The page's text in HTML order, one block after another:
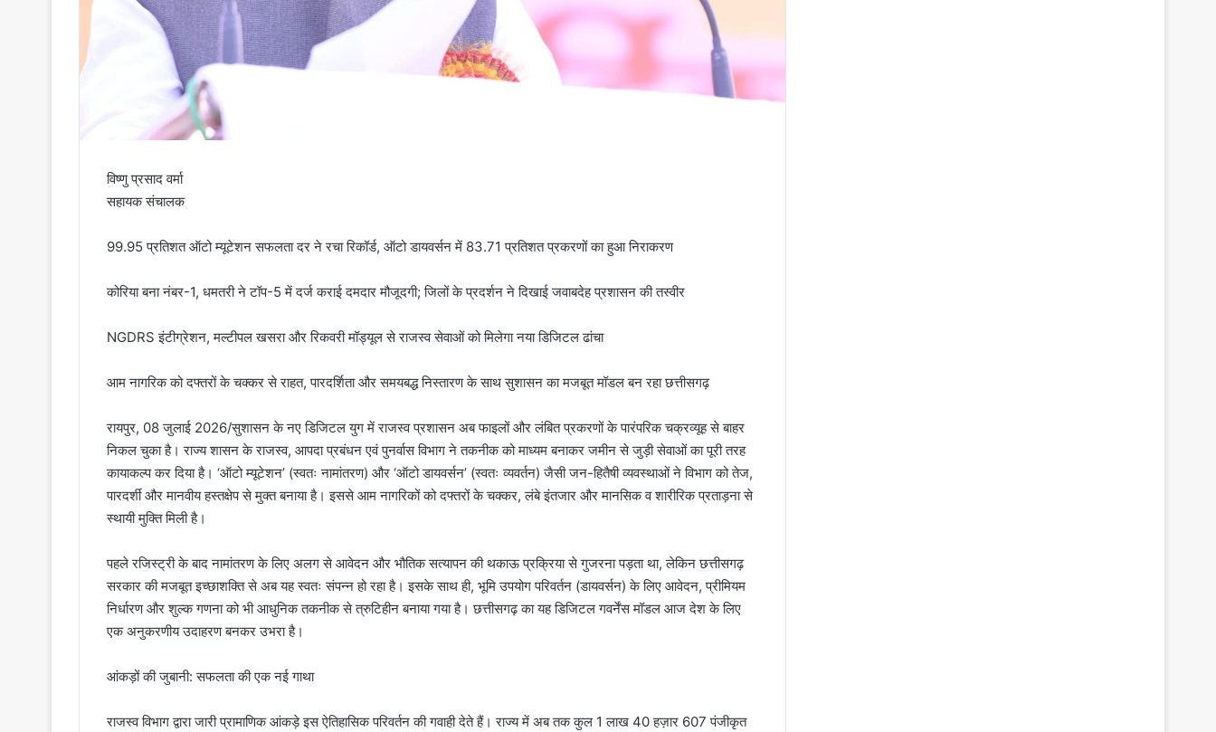
विष्णु प्रसाद वर्मा
सहायक संचालक
​99.95 प्रतिशत ऑटो म्यूटेशन सफलता दर ने रचा रिकॉर्ड, ऑटो डायवर्सन में 83.71 प्रतिशत प्रकरणों का हुआ निराकरण
​कोरिया बना नंबर-1, धमतरी ने टॉप-5 में दर्ज कराई दमदार मौजूदगी; जिलों के प्रदर्शन ने दिखाई जवाबदेह प्रशासन की तस्वीर
​NGDRS इंटीग्रेशन, मल्टीपल खसरा और रिकवरी मॉड्यूल से राजस्व सेवाओं को मिलेगा नया डिजिटल ढांचा
​आम नागरिक को दफ्तरों के चक्कर से राहत, पारदर्शिता और समयबद्ध निस्तारण के साथ सुशासन का मजबूत मॉडल बन रहा छत्तीसगढ़
​रायपुर, 08 जुलाई 2026/सुशासन के नए डिजिटल युग में राजस्व प्रशासन अब फाइलों और लंबित प्रकरणों के पारंपरिक चक्रव्यूह से बाहर
निकल चुका है। राज्य शासन के राजस्व, आपदा प्रबंधन एवं पुनर्वास विभाग ने तकनीक को माध्यम बनाकर जमीन से जुड़ी सेवाओं का पूरी तरह
कायाकल्प कर दिया है। ‘ऑटो म्यूटेशन’ (स्वतः नामांतरण) और ‘ऑटो डायवर्सन’ (स्वतः व्यवर्तन) जैसी जन-हितैषी व्यवस्थाओं ने विभाग को तेज,
पारदर्शी और मानवीय हस्तक्षेप से मुक्त बनाया है। इससे आम नागरिकों को दफ्तरों के चक्कर, लंबे इंतजार और मानसिक व शारीरिक प्रताड़ना से
स्थायी मुक्ति मिली है।
​पहले रजिस्ट्री के बाद नामांतरण के लिए अलग से आवेदन और भौतिक सत्यापन की थकाऊ प्रक्रिया से गुजरना पड़ता था, लेकिन छत्तीसगढ़
सरकार की मजबूत इच्छाशक्ति से अब यह स्वतः संपन्न हो रहा है। इसके साथ ही, भूमि उपयोग परिवर्तन (डायवर्सन) के लिए आवेदन, प्रीमियम
निर्धारण और शुल्क गणना को भी आधुनिक तकनीक से त्रुटिहीन बनाया गया है। छत्तीसगढ़ का यह डिजिटल गवर्नेंस मॉडल आज देश के लिए
एक अनुकरणीय उदाहरण बनकर उभरा है।
​आंकड़ों की जुबानी: सफलता की एक नई गाथा
​राजस्व विभाग द्वारा जारी प्रामाणिक आंकड़े इस ऐतिहासिक परिवर्तन की गवाही देते हैं। राज्य में अब तक कुल 1 लाख 40 हज़ार 607 पंजीकृत